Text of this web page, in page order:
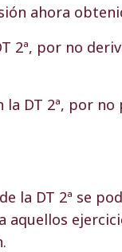
ahora
2ª, por no
DT 2ª, por no
la DT 2ª se